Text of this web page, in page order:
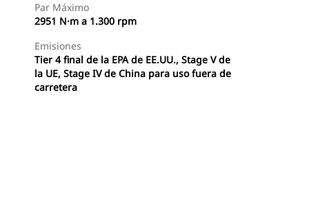
Par Máximo
2951 N·m a 1.300 rpm
Emisiones
Tier 4 final de la EPA de EE.UU., Stage V de
la UE, Stage IV de China para uso fuera de
carretera